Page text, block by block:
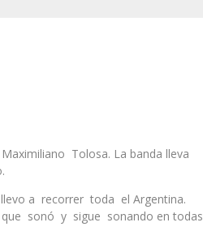
Tolosa. La banda lleva
a recorrer toda el Argentina.
sonó y sigue sonando en todas